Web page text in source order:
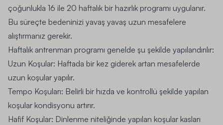
çoğunlukla 16 ile 20 haftalık bir hazırlık programı uygulanır.
Bu süreçte bedeninizi yavaş yavaş uzun mesafelere
alıştırmanız gerekir.
Haftalık antrenman programı genelde şu şekilde yapılandırılır:
Uzun Koşular: Haftada bir kez giderek artan mesafelerde
uzun koşular yapılır.
Tempo Koşuları: Belirli bir hızda ve kontrollü şekilde yapılan
koşular kondisyonu artırır.
Hafif Koşular: Dinlenme niteliğinde yapılan koşular kasları